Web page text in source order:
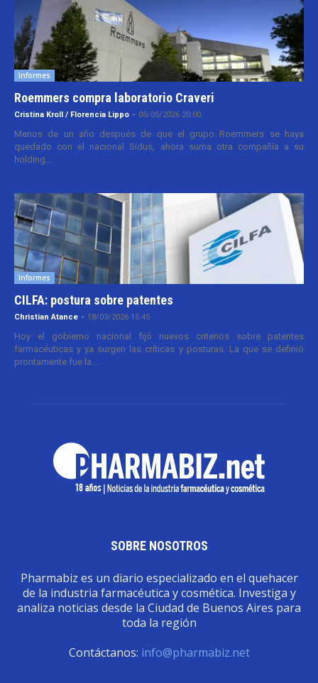
Informes
Roemmers compra laboratorio Craveri
Cristina Kroll / Florencia Lippo - 05/05/2026 20:00
Menos de un año después de que el grupo Roemmers se haya
quedado con el nacional Sidus, ahora suma otra compañía a su
holding....
Informes
CILFA: postura sobre patentes
Christian Atance - 18/03/2026 15:45
Hoy el gobierno nacional fijó nuevos criterios sobre patentes
farmacéuticas y ya surgen las críticas y posturas. La que se definió
prontamente fue la...
SOBRE NOSOTROS
Pharmabiz es un diario especializado en el quehacer
de la industria farmacéutica y cosmética. Investiga y
analiza noticias desde la Ciudad de Buenos Aires para
toda la región
Contáctanos: info@pharmabiz.net